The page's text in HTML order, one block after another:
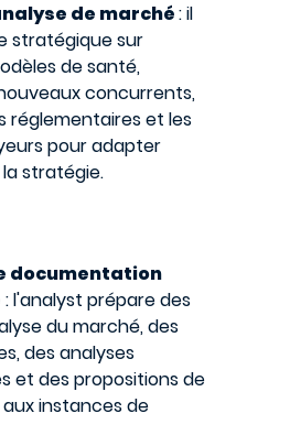
de marché: il
stratégique sur
de santé,
concurrents,
réglementaires et les
pour adapter
stratégie.
documentation
: l'analyst prépare des
du marché, des
des analyses
et des propositions de
instances de